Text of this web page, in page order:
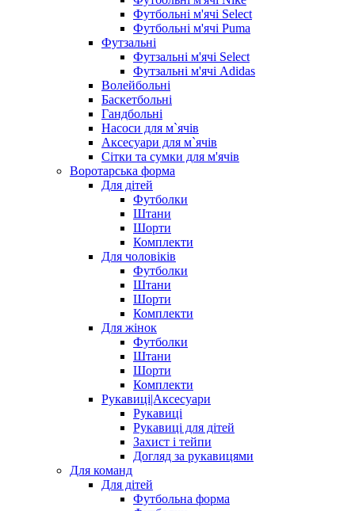
Футбольні м'ячі Select
Футбольні м'ячі Puma
Футзальні
Футзальні м'ячі Select
Футзальні м'ячі Adidas
Волейбольні
Баскетбольні
Гандбольні
Насоси для м`ячів
Аксесуари для м`ячів
Сітки та сумки для м'ячів
Воротарська форма
Для дітей
Футболки
Штани
Шорти
Комплекти
Для чоловіків
Футболки
Штани
Шорти
Комплекти
Для жінок
Футболки
Штани
Шорти
Комплекти
Рукавиці|Аксесуари
Рукавиці
Рукавиці для дітей
Захист і тейпи
Догляд за рукавицями
Для команд
Для дітей
Футбольна форма